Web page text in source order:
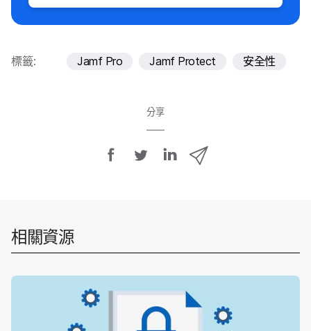
標籤: Jamf Pro Jamf Protect 安全性
分享
分
享
o
分
e
r
分
享
d
相關​資源